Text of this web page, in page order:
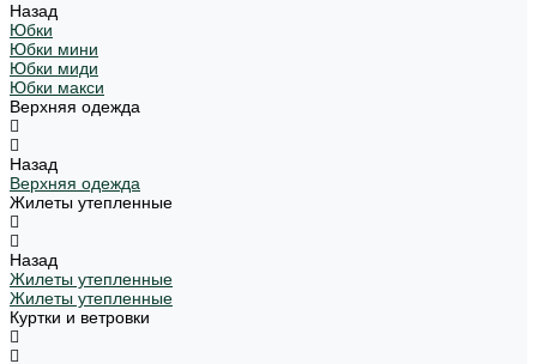
Назад
Юбки
Юбки мини
Юбки миди
Юбки макси
Верхняя одежда
Назад
Верхняя одежда
Жилеты утепленные
Назад
Жилеты утепленные
Жилеты утепленные
Куртки и ветровки